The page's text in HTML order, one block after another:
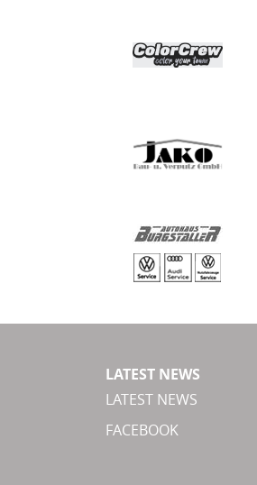
LATEST NEWS
LATEST NEWS
FACEBOOK